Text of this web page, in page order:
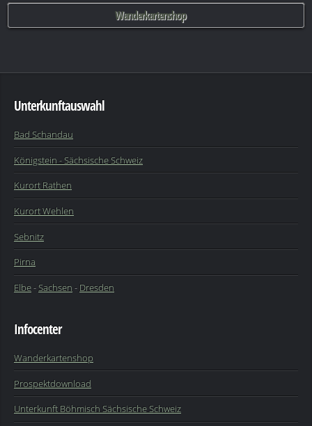
Wanderkartenshop
Unterkunftauswahl
Bad Schandau
Königstein - Sächsische Schweiz
Kurort Rathen
Kurort Wehlen
Sebnitz
Pirna
Elbe-Sachsen - Dresden
Infocenter
Wanderkartenshop
Prospektdownload
Unterkunft Böhmisch Sächsische Schweiz